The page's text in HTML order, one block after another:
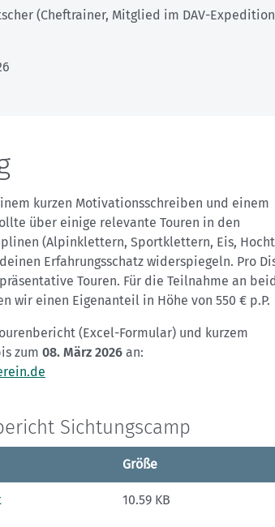
(Cheftrainer, Mitglied im DAV-
kurzen Motivationsschreiben und einem
über einige relevante Touren in den
(Alpinklettern, Sportklettern, Eis,
Erfahrungsschatz widerspiegeln. Pro
Touren. Für die Teilnahme an
wir einen Eigenanteil in Höhe von 550 € p.P.
(Excel-Formular) und kurzem
zum 08. März 2026 an:
Sichtungscamp
Größe
10.59 KB